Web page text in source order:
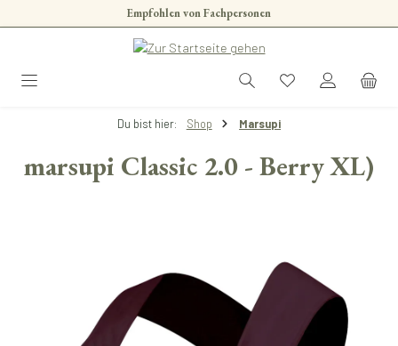
Zum Hauptinhalt springenEmpfohlen von Fachpersonen
Du bist hier: Shop Marsupi
marsupi Classic 2.0 - Berry XL)